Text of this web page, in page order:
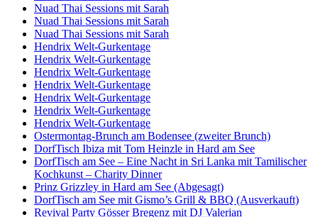
Nuad Thai Sessions mit Sarah
Nuad Thai Sessions mit Sarah
Nuad Thai Sessions mit Sarah
Hendrix Welt-Gurkentage
Hendrix Welt-Gurkentage
Hendrix Welt-Gurkentage
Hendrix Welt-Gurkentage
Hendrix Welt-Gurkentage
Hendrix Welt-Gurkentage
Hendrix Welt-Gurkentage
Ostermontag-Brunch am Bodensee (zweiter Brunch)
DorfTisch Ibiza mit Tom Heinzle in Hard am See
DorfTisch am See – Eine Nacht in Sri Lanka mit Tamilischer
Kochkunst – Charity Dinner
Prinz Grizzley in Hard am See (Abgesagt)
DorfTisch am See mit Gismo’s Grill & BBQ (Ausverkauft)
Revival Party Gösser Bregenz mit DJ Valerian